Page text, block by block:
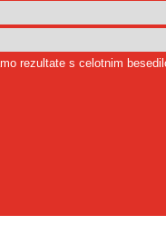
rezultate s celotnim